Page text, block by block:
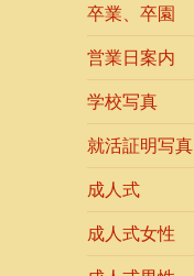
卒業、卒園
営業日案内
学校写真
就活証明写真
成人式
成人式女性